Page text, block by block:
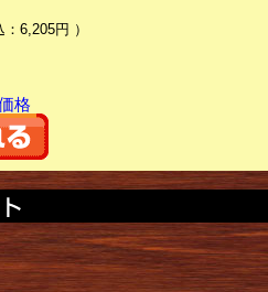
：6,205円 ）
格